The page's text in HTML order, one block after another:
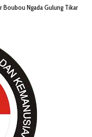
Boubou Ngada Gulung Tikar